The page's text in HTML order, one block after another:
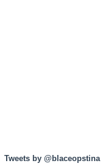
Tweets by @blaceopstina